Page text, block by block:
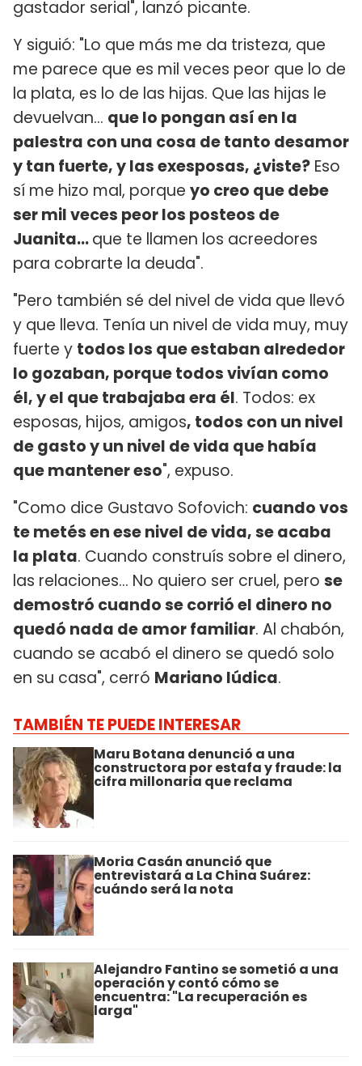
gastador serial", lanzó picante.
Y siguió: "Lo que más me da tristeza, que
me parece que es mil veces peor que lo de
la plata, es lo de las hijas. Que las hijas le
devuelvan... que lo pongan así en la
palestra con una cosa de tanto desamor
y tan fuerte, y las exesposas, ¿viste? Eso
sí me hizo mal, porque yo creo que debe
ser mil veces peor los posteos de
Juanita…que te llamen los acreedores
para cobrarte la deuda".
"Pero también sé del nivel de vida que llevó
y que lleva. Tenía un nivel de vida muy, muy
fuerte y todos los que estaban alrededor
lo gozaban, porque todos vivían como
él, y el que trabajaba era él. Todos: ex
esposas, hijos, amigos, todos con un nivel
de gasto y un nivel de vida que había
que mantener eso", expuso.
"Como dice Gustavo Sofovich: cuando vos
te metés en ese nivel de vida, se acaba
la plata. Cuando construís sobre el dinero,
las relaciones… No quiero ser cruel, pero se
demostró cuando se corrió el dinero no
quedó nada de amor familiar. Al chabón,
cuando se acabó el dinero se quedó solo
en su casa", cerró Mariano Iúdica.
TAMBIÉN TE PUEDE INTERESAR
Maru Botana denunció a una
constructora por estafa y fraude: la
cifra millonaria que reclama
Moria Casán anunció que
entrevistará a La China Suárez:
cuándo será la nota
Alejandro Fantino se sometió a una
operación y contó cómo se
encuentra: "La recuperación es
larga"